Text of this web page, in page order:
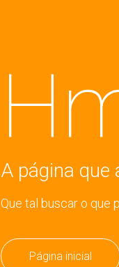
A página que
Que tal buscar o que
Página inicial